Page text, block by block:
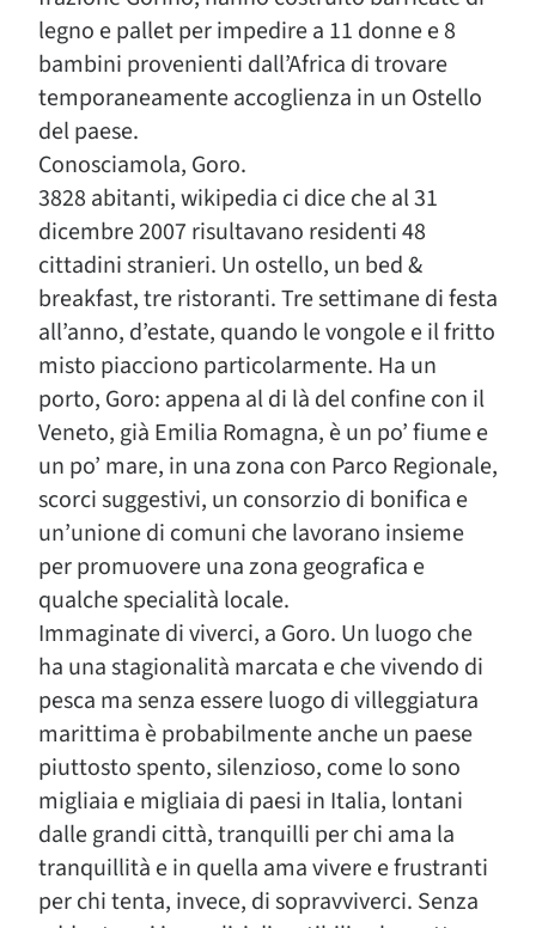
legno e pallet per impedire a 11 donne e 8
bambini provenienti dall’Africa di trovare
temporaneamente accoglienza in un Ostello
del paese.
Conosciamola, Goro.
3828 abitanti, wikipedia ci dice che al 31
dicembre 2007 risultavano residenti 48
cittadini stranieri. Un ostello, un bed &
breakfast, tre ristoranti. Tre settimane di festa
all’anno, d’estate, quando le vongole e il fritto
misto piacciono particolarmente. Ha un
porto, Goro: appena al di là del confine con il
Veneto, già Emilia Romagna, è un po’ fiume e
un po’ mare, in una zona con Parco Regionale,
scorci suggestivi, un consorzio di bonifica e
un’unione di comuni che lavorano insieme
per promuovere una zona geografica e
qualche specialità locale.
Immaginate di viverci, a Goro. Un luogo che
ha una stagionalità marcata e che vivendo di
pesca ma senza essere luogo di villeggiatura
marittima è probabilmente anche un paese
piuttosto spento, silenzioso, come lo sono
migliaia e migliaia di paesi in Italia, lontani
dalle grandi città, tranquilli per chi ama la
tranquillità e in quella ama vivere e frustranti
per chi tenta, invece, di sopravviverci. Senza